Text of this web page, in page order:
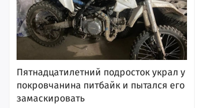
Пятнадцатилетний подросток украл у
покровчанина питбайк и пытался его
замаскировать